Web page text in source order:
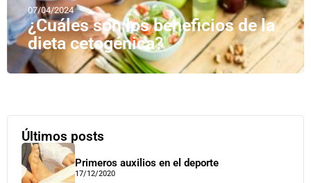
07/04/2024
¿Cuáles son los beneficios de la
dieta cetogénica?
Últimos posts
Primeros auxilios en el deporte
17/12/2020